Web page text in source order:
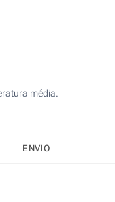
média.
ENVIO